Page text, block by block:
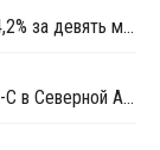
Экспорт полистирола из США снизился на 14,2% за девять месяцев
NexKemia повысила сентябрьские цены ПСВ-С в Северной Америке